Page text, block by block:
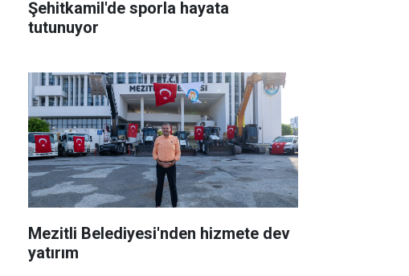
Şehitkamil'de sporla hayata
tutunuyor
Mezitli Belediyesi'nden hizmete dev
yatırım